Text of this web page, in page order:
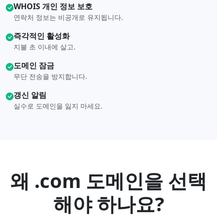
WHOIS 개인 정보 보호
연락처 정보는 비공개로 유지됩니다.
즉각적인 활성화
지불 초 이내에 살고.
도메인 잠금
무단 전송을 방지합니다.
갱신 알림
실수로 도메인을 잃지 마세요.
왜 .com 도메인을 선택
해야 하나요?